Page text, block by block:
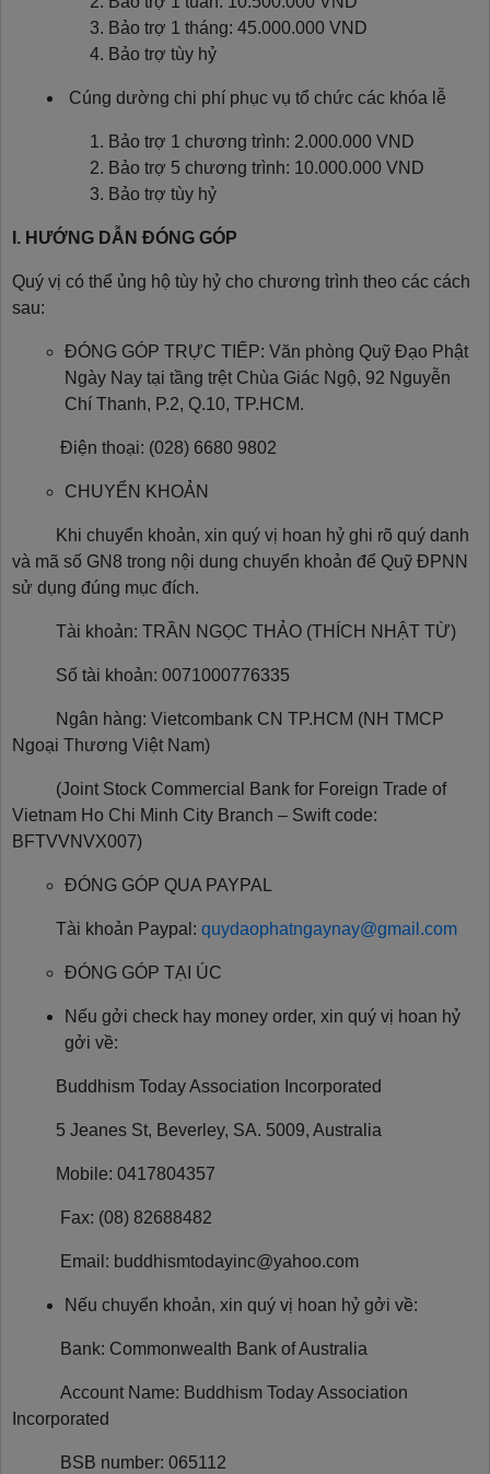
Bảo trợ 1 tháng: 45.000.000 VND
Bảo trợ tùy hỷ
Cúng dường chi phí phục vụ tổ chức các khóa lễ
Bảo trợ 1 chương trình: 2.000.000 VND
Bảo trợ 5 chương trình: 10.000.000 VND
Bảo trợ tùy hỷ
I. HƯỚNG DẪN ĐÓNG GÓP
Quý vị có thể ủng hộ tùy hỷ cho chương trình theo các cách
sau:
ĐÓNG GÓP TRỰC TIẾP: Văn phòng Quỹ Đạo Phật
Ngày Nay tại tầng trệt Chùa Giác Ngộ, 92 Nguyễn
Chí Thanh, P.2, Q.10, TP.HCM.
Điện thoại: (028) 6680 9802
CHUYỂN KHOẢN
Khi chuyển khoản, xin quý vị hoan hỷ ghi rõ quý danh
và mã số GN8 trong nội dung chuyển khoản để Quỹ ĐPNN
sử dụng đúng mục đích.
Tài khoản: TRẦN NGỌC THẢO (THÍCH NHẬT TỪ)
Số tài khoản: 0071000776335
Ngân hàng: Vietcombank CN TP.HCM (NH TMCP
Ngoại Thương Việt Nam)
(Joint Stock Commercial Bank for Foreign Trade of
Vietnam Ho Chi Minh City Branch – Swift code:
BFTVVNVX007)
ĐÓNG GÓP QUA PAYPAL
Tài khoản Paypal: quydaophatngaynay@gmail.com
ĐÓNG GÓP TẠI ÚC
Nếu gởi check hay money order, xin quý vị hoan hỷ
gởi về:
Buddhism Today Association Incorporated
5 Jeanes St, Beverley, SA. 5009, Australia
Mobile: 0417804357
Fax: (08) 82688482
Email: buddhismtodayinc@yahoo.com
Nếu chuyển khoản, xin quý vị hoan hỷ gởi về:
Bank: Commonwealth Bank of Australia
Account Name: Buddhism Today Association
Incorporated
BSB number: 065112